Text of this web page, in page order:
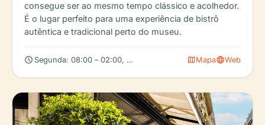
consegue ser ao mesmo tempo clássico e acolhedor.
É o lugar perfeito para uma experiência de bistrô
autêntica e tradicional perto do museu.
schedule Segunda: 08:00 – 02:00, Terça: 08:00 – 02:00, Quarta: 08:00
mapMapalanguageWeb